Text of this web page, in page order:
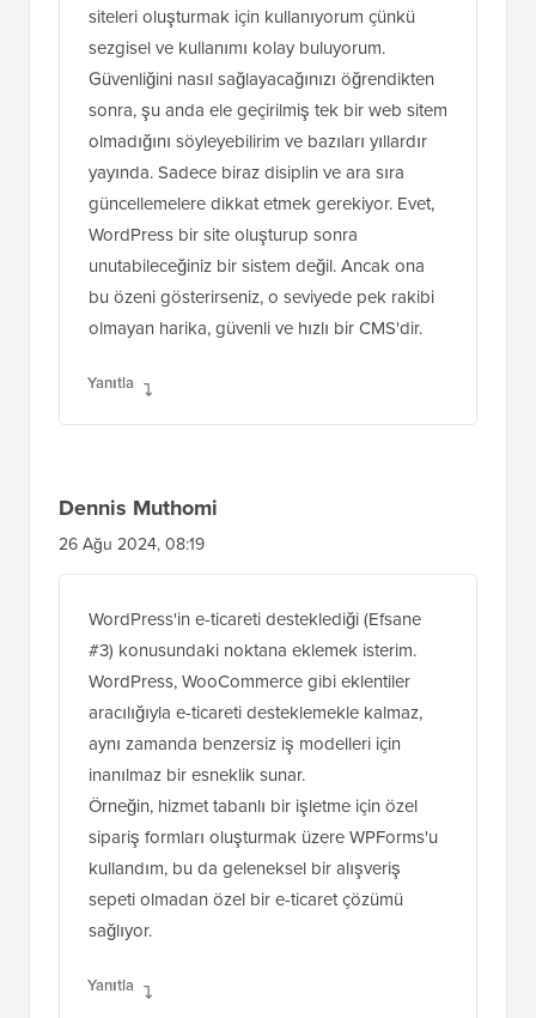
siteleri oluşturmak için kullanıyorum çünkü
sezgisel ve kullanımı kolay buluyorum.
Güvenliğini nasıl sağlayacağınızı öğrendikten
sonra, şu anda ele geçirilmiş tek bir web sitem
olmadığını söyleyebilirim ve bazıları yıllardır
yayında. Sadece biraz disiplin ve ara sıra
güncellemelere dikkat etmek gerekiyor. Evet,
WordPress bir site oluşturup sonra
unutabileceğiniz bir sistem değil. Ancak ona
bu özeni gösterirseniz, o seviyede pek rakibi
olmayan harika, güvenli ve hızlı bir CMS'dir.
Yanıtla
Dennis Muthomi
26 Ağu 2024, 08:19
WordPress'in e-ticareti desteklediği (Efsane
#3) konusundaki noktana eklemek isterim.
WordPress, WooCommerce gibi eklentiler
aracılığıyla e-ticareti desteklemekle kalmaz,
aynı zamanda benzersiz iş modelleri için
inanılmaz bir esneklik sunar.
Örneğin, hizmet tabanlı bir işletme için özel
sipariş formları oluşturmak üzere WPForms'u
kullandım, bu da geleneksel bir alışveriş
sepeti olmadan özel bir e-ticaret çözümü
sağlıyor.
Yanıtla